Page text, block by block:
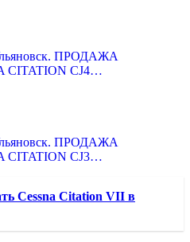
ПРОДАЖА
CITATION CJ4…
ПРОДАЖА
CITATION CJ3…
Cessna Citation VII в